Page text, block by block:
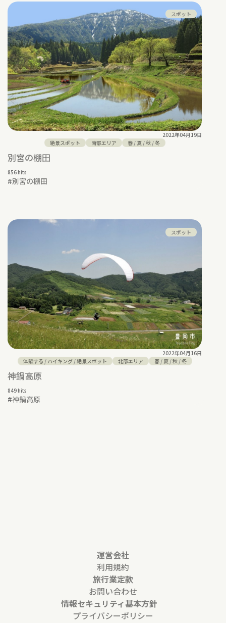
スポット
2022年04月19日
絶景スポット
南部エリア 春/ 夏/秋/冬
別宮の棚田
856 hits
#別宮の棚田
スポット
2022年04月16日
体験する / ハイキング/絶景スポット 北部エリア 春/ 夏/秋/冬
神鍋高原
849 hits
#神鍋高原
運営会社
利用規約
旅行業定款
お問い合わせ
情報セキュリティ基本方針
プライバシーポリシー